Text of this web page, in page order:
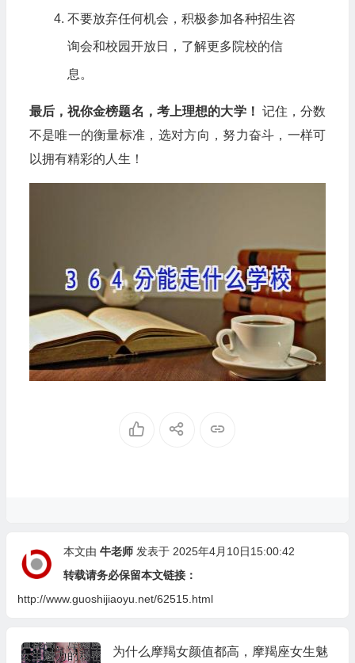
不要放弃任何机会，积极参加各种招生咨
询会和校园开放日，了解更多院校的信
息。
最后，祝你金榜题名，考上理想的大学！ 记住，分数
不是唯一的衡量标准，选对方向，努力奋斗，一样可
以拥有精彩的人生！
本文由 牛老师发表于 2025年4月10日15:00:42
转载请务必保留本文链接：
http://www.guoshijiaoyu.net/62515.html
为什么摩羯女颜值都高，摩羯座女生魅